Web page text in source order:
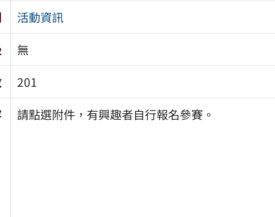
活動資訊
無
201
請點選附件，有興趣者自行報名參賽。